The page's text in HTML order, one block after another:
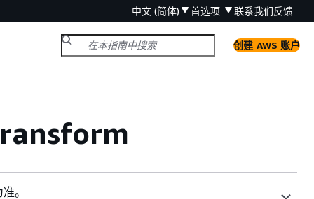
中文 (简体) 首选项 联系我们反馈
创建 AWS 账户
。